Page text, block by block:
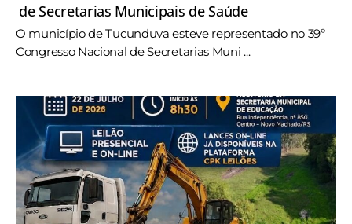
de Secretarias Municipais de Saúde
O município de Tucunduva esteve representado no 39º
Congresso Nacional de Secretarias Muni ...